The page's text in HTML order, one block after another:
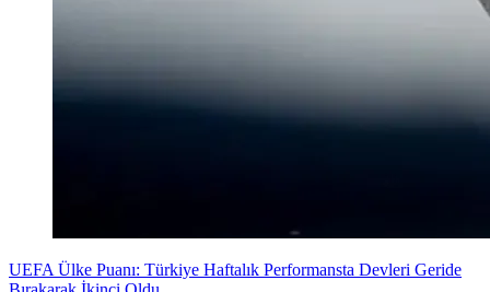
UEFA Ülke Puanı: Türkiye Haftalık Performansta Devleri Geride